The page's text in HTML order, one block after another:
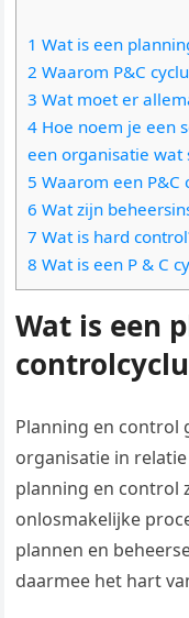
1 Wat is een
2 Waarom P&C
3 Wat moet er
4 Hoe noem je een
een organisatie wat
5 Waarom een P&C
6 Wat zijn
7 Wat is hard
8 Wat is een P & C
Wat is een
Planning en control
organisatie in
planning en control
onlosmakelijke
plannen en
daarmee het hart